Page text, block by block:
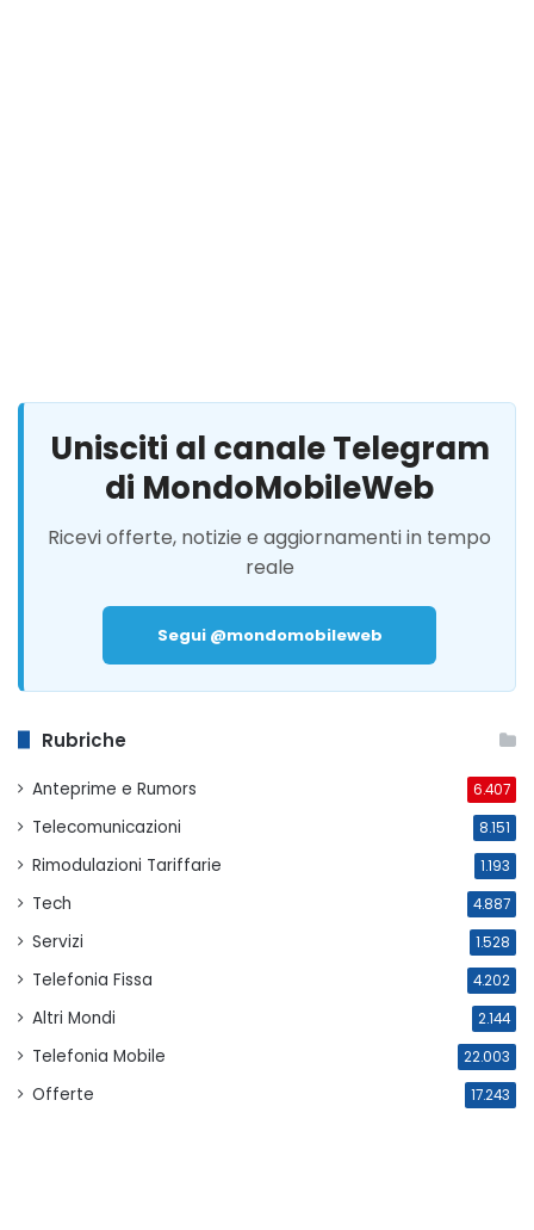
Unisciti al canale Telegram
di MondoMobileWeb
Ricevi offerte, notizie e aggiornamenti in tempo
reale
Segui @mondomobileweb
Rubriche
Anteprime e Rumors 6.407
Telecomunicazioni 8.151
Rimodulazioni Tariffarie 1.193
Tech 4.887
Servizi 1.528
Telefonia Fissa 4.202
Altri Mondi 2.144
Telefonia Mobile 22.003
Offerte 17.243